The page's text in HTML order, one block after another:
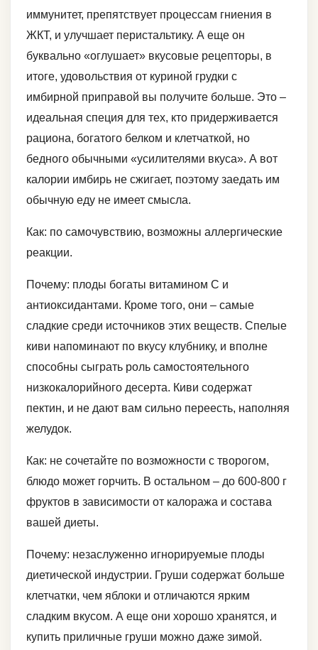
иммунитет, препятствует процессам гниения в
ЖКТ, и улучшает перистальтику. А еще он
буквально «оглушает» вкусовые рецепторы, в
итоге, удовольствия от куриной грудки с
имбирной приправой вы получите больше. Это –
идеальная специя для тех, кто придерживается
рациона, богатого белком и клетчаткой, но
бедного обычными «усилителями вкуса». А вот
калории имбирь не сжигает, поэтому заедать им
обычную еду не имеет смысла.
Как: по самочувствию, возможны аллергические
реакции.
Почему: плоды богаты витамином С и
антиоксидантами. Кроме того, они – самые
сладкие среди источников этих веществ. Спелые
киви напоминают по вкусу клубнику, и вполне
способны сыграть роль самостоятельного
низкокалорийного десерта. Киви содержат
пектин, и не дают вам сильно переесть, наполняя
желудок.
Как: не сочетайте по возможности с творогом,
блюдо может горчить. В остальном – до 600-800 г
фруктов в зависимости от калоража и состава
вашей диеты.
Почему: незаслуженно игнорируемые плоды
диетической индустрии. Груши содержат больше
клетчатки, чем яблоки и отличаются ярким
сладким вкусом. А еще они хорошо хранятся, и
купить приличные груши можно даже зимой.